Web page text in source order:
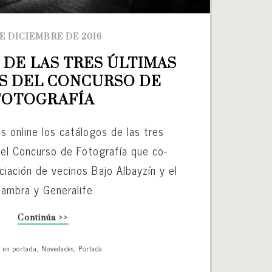
DICIEMBRE DE 2016
DE LAS TRES ÚLTIMAS
DEL CONCURSO DE
online los catálogos de las tres
Concurso de Fotografía que co-
de vecinos Bajo Albayzín y el
y Generalife.
Continúa >>
portada, Novedades, Portada